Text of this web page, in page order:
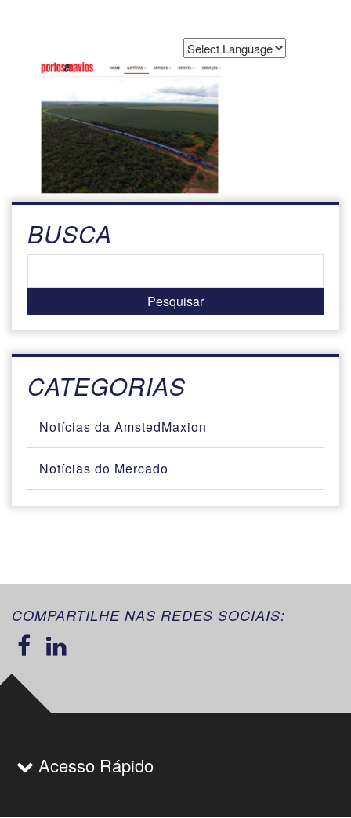
Powered by
BUSCA
CATEGORIAS
Notícias da AmstedMaxion
Notícias do Mercado
COMPARTILHE NAS REDES SOCIAIS:
Acesso Rápido